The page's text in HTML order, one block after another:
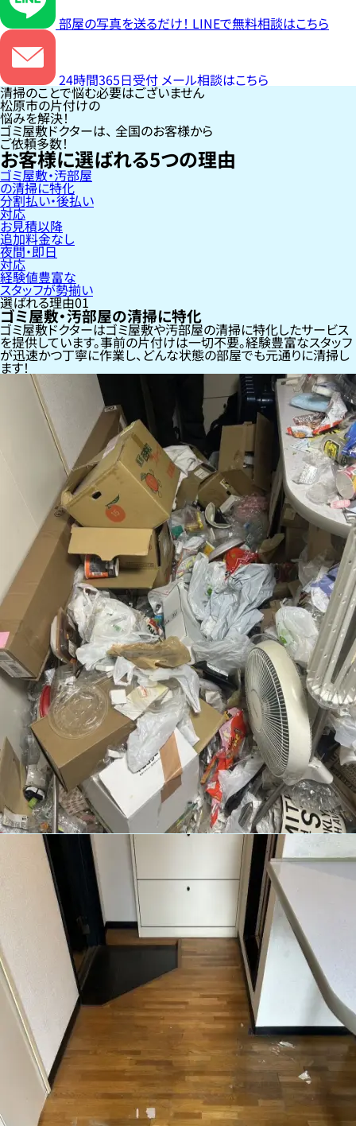
部屋の写真を送るだけ！ LINEで無料相談はこちら
24時間365日受付 メール相談はこちら
清掃のことで悩む必要はございません
松原市の片付けの
悩みを解決！
ゴミ屋敷ドクターは、 全国のお客様から
ご依頼多数！
お客様に選ばれる5つの理由
ゴミ屋敷・汚部屋
の清掃に特化
分割払い・後払い
対応
お見積以降
追加料金なし
夜間・即日
対応
経験値豊富な
スタッフが勢揃い
選ばれる理由01
ゴミ屋敷・汚部屋の清掃に特化
ゴミ屋敷ドクターはゴミ屋敷や汚部屋の清掃に特化したサービス
を提供しています。事前の片付けは一切不要。経験豊富なスタッフ
が迅速かつ丁寧に作業し、どんな状態の部屋でも元通りに清掃し
ます！